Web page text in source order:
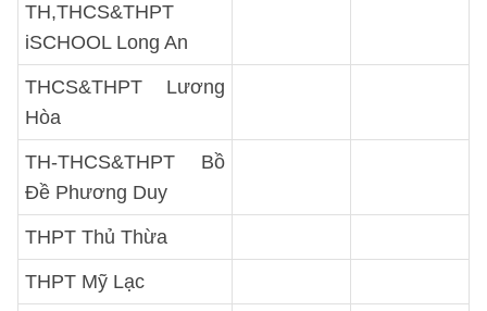
TH,THCS&THPT
iSCHOOL Long An
THCS&THPT Lương
Hòa
TH-THCS&THPT Bồ
Đề Phương Duy
THPT Thủ Thừa
THPT Mỹ Lạc